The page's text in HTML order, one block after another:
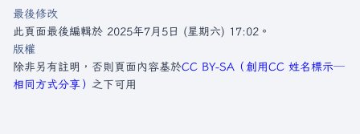
最後修改
此頁面最後編輯於 2025年7月5日 (星期六) 17:02。
版權
除非另有註明，否則頁面內容基於CC BY-SA（創用CC 姓名標示─
相同方式分享） 之下可用